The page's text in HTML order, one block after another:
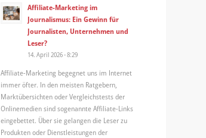
Affiliate-Marketing im
Journalismus: Ein Gewinn für
Journalisten, Unternehmen und
Leser?
14. April 2026 - 8:29
Affiliate-Marketing begegnet uns im Internet
immer öfter. In den meisten Ratgebern,
Marktübersichten oder Vergleichstests der
Onlinemedien sind sogenannte Affiliate-Links
eingebettet. Über sie gelangen die Leser zu
Produkten oder Dienstleistungen der